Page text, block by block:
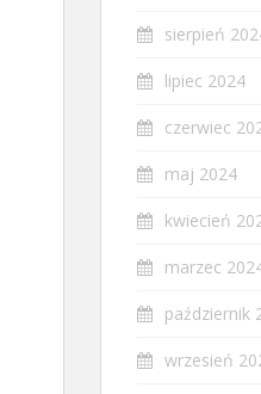
sierpień
lipiec 2024
czerwiec
maj 2024
kwiecień
marzec
październik
wrzesień